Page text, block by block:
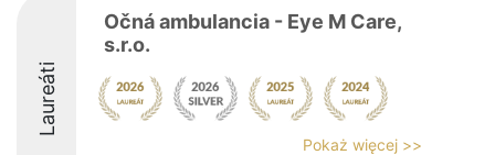
Laureáti
Očná ambulancia - Eye M Care,
s.r.o.
Pokaż więcej >>